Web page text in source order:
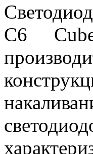
С6